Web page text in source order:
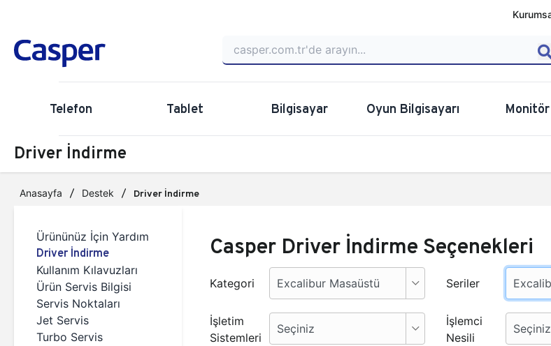
Telefon Tablet Bilgisayar Oyun Bilgisayarı Monitör
Driver İndirme
Anasayfa Destek Driver İndirme
Ürününüz İçin Yardım
Driver İndirme
Kullanım Kılavuzları
Ürün Servis Bilgisi
Servis Noktaları
Jet Servis
Turbo Servis
Casper Driver İndirme Seçenekleri
Kategori Seriler
İşletim
Sistemleri
İşlemci
Nesili